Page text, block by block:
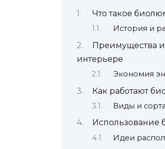
Что такое
История и
Преимущества
интерьере
Экономия
Как работают
Виды и
Использование
Идеи